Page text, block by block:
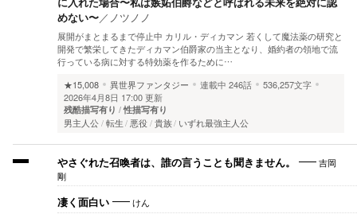
めない〜／ ノツノノ
展開がまとまるまで停止中 カリル・ディカマン 若くして魔法薬の研究と
開発で繁栄してきたディカマン伯爵家の当主となり、婚約者の領地で流
行っている病に対する特効薬を作るために…
★15,008
異世界ファンタジー 連載中 246話
536,257文字
2026年4月8日 17:00 更新
残酷描写有り 性描写有り
男主人公 転生 悪役 貴族 いずれ最強主人公
やさぐれた召喚者は、誰の言うことも聞きません。
吉岡
剛
凄く面白い けん